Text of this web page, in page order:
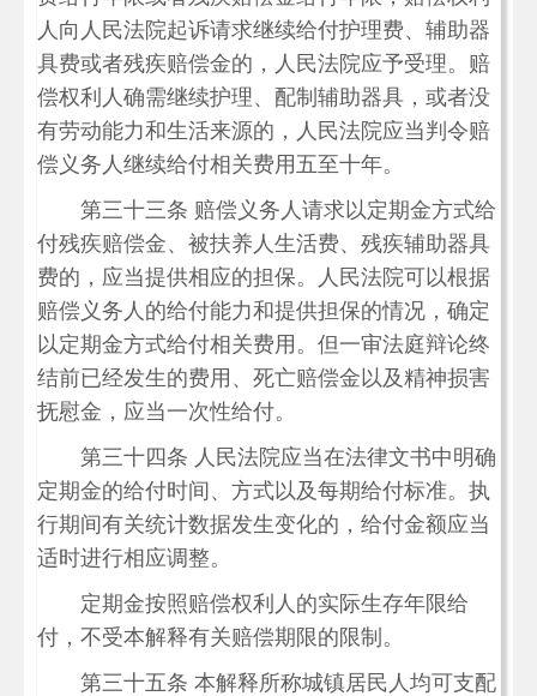
人向人民法院起诉请求继续给付护理费、辅助器
具费或者残疾赔偿金的，人民法院应予受理。赔
偿权利人确需继续护理、配制辅助器具，或者没
有劳动能力和生活来源的，人民法院应当判令赔
偿义务人继续给付相关费用五至十年。
第三十三条 赔偿义务人请求以定期金方式给
付残疾赔偿金、被扶养人生活费、残疾辅助器具
费的，应当提供相应的担保。人民法院可以根据
赔偿义务人的给付能力和提供担保的情况，确定
以定期金方式给付相关费用。但一审法庭辩论终
结前已经发生的费用、死亡赔偿金以及精神损害
抚慰金，应当一次性给付。
第三十四条 人民法院应当在法律文书中明确
定期金的给付时间、方式以及每期给付标准。执
行期间有关统计数据发生变化的，给付金额应当
适时进行相应调整。
定期金按照赔偿权利人的实际生存年限给
付，不受本解释有关赔偿期限的限制。
第三十五条 本解释所称城镇居民人均可支配